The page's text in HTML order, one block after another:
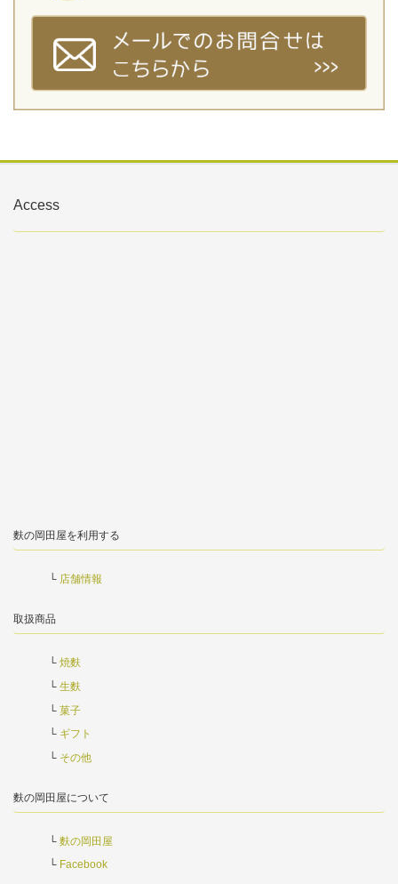
Access
麩の岡田屋を利用する
店舗情報
取扱商品
焼麩
生麩
菓子
ギフト
その他
麩の岡田屋について
麩の岡田屋
Facebook